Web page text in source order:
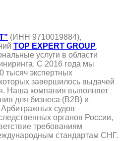
(ИНН 9710019884),
TOP EXPERT GROUP,
услуги в области
С 2016 года мы
тысяч экспертных
завершилось выдачей
Наша компания выполняет
для бизнеса (B2B) и
судов
органов России,
требованиям
стандартам СНГ.